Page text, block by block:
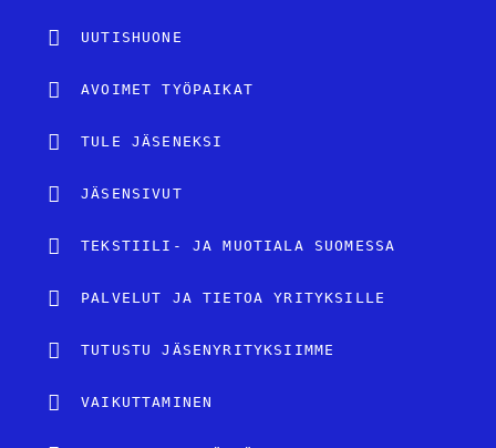
UUTISHUONE
AVOIMET TYÖPAIKAT
TULE JÄSENEKSI
JÄSENSIVUT
TEKSTIILI- JA MUOTIALA SUOMESSA
PALVELUT JA TIETOA YRITYKSILLE
TUTUSTU JÄSENYRITYKSIIMME
VAIKUTTAMINEN